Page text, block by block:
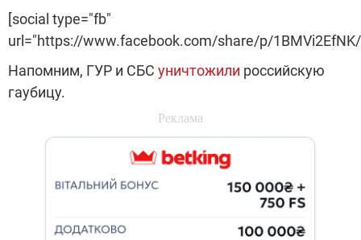
[social type="fb"
url="https://www.facebook.com/share/p/
Напомним, ГУР и СБС уничтожили российскую
гаубицу.